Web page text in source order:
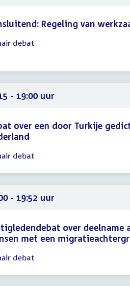
Regeling van
debat
- 19:00 uur
over een door Turkije
debat
- 19:52 uur
over deelname
met een
debat